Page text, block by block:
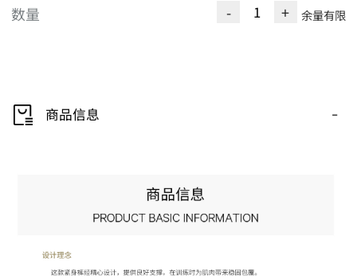
数量 - + 余量有限
商品信息 -